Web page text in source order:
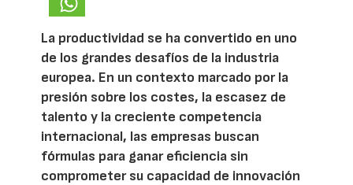
La productividad se ha convertido en uno
de los grandes desafíos de la industria
europea. En un contexto marcado por la
presión sobre los costes, la escasez de
talento y la creciente competencia
internacional, las empresas buscan
fórmulas para ganar eficiencia sin
comprometer su capacidad de innovación